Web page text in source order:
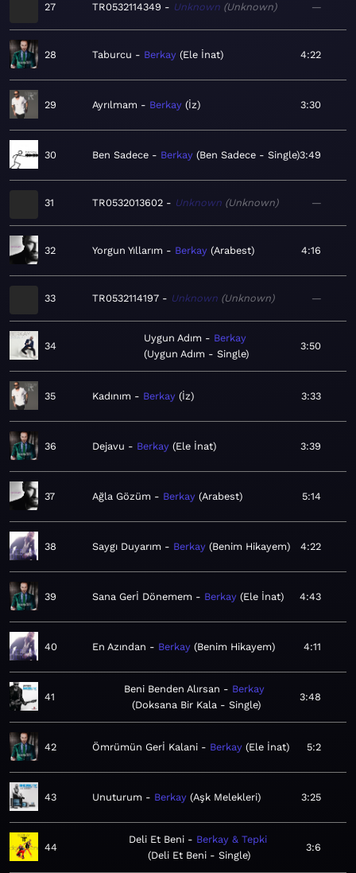
27 TR0532114349 Unknown Unknown —
28 Taburcu Berkay Ele İnat 4:22
29 Ayrılmam Berkay İz 3:30
30 Ben Sadece Berkay Ben Sadece - Single 3:49
31 TR0532013602 Unknown Unknown —
32 Yorgun Yıllarım Berkay Arabest 4:16
33 TR0532114197 Unknown Unknown —
34
Uygun Adım
Berkay
Uygun Adım - Single
3:50
35 Kadınım Berkay İz 3:33
36 Dejavu Berkay Ele İnat 3:39
37 Ağla Gözüm Berkay Arabest 5:14
38 Saygı Duyarım Berkay Benim Hikayem 4:22
39 Sana Gerİ Dönemem Berkay Ele İnat 4:43
40 En Azından Berkay Benim Hikayem 4:11
41
Beni Benden Alırsan
Berkay
Doksana Bir Kala - Single
3:48
42 Ömrümün Gerİ Kalani Berkay Ele İnat 5:2
43 Unuturum Berkay Aşk Melekleri 3:25
44
Deli Et Beni
Berkay & Tepki
Deli Et Beni - Single
3:6